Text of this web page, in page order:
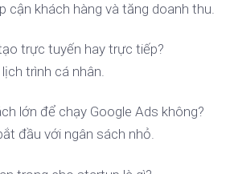
cận khách hàng và tăng doanh thu.
trực tuyến hay trực tiếp?
trình cá nhân.
lớn để chạy Google Ads không?
đầu với ngân sách nhỏ.